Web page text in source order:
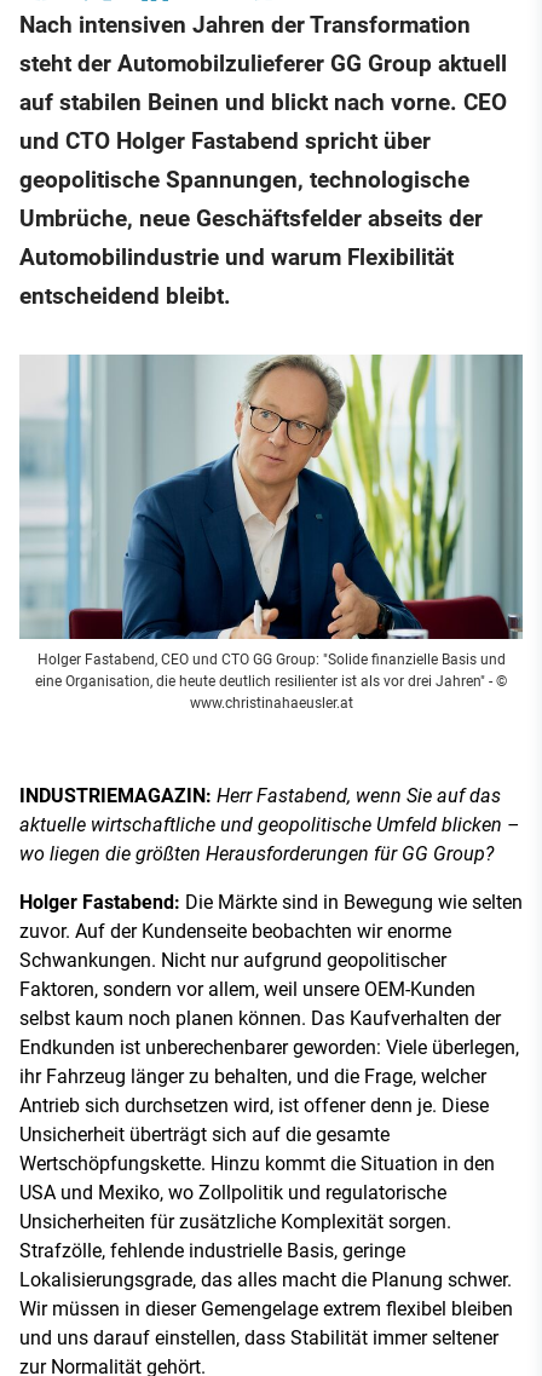
Nach intensiven Jahren der Transformation
steht der Automobilzulieferer GG Group aktuell
auf stabilen Beinen und blickt nach vorne. CEO
und CTO Holger Fastabend spricht über
geopolitische Spannungen, technologische
Umbrüche, neue Geschäftsfelder abseits der
Automobilindustrie und warum Flexibilität
entscheidend bleibt.
Holger Fastabend, CEO und CTO GG Group: "Solide finanzielle Basis und
eine Organisation, die heute deutlich resilienter ist als vor drei Jahren" - ©
www.christinahaeusler.at
INDUSTRIEMAGAZIN: Herr Fastabend, wenn Sie auf das
aktuelle wirtschaftliche und geopolitische Umfeld blicken –
wo liegen die größten Herausforderungen für GG Group?
Holger Fastabend: Die Märkte sind in Bewegung wie selten
zuvor. Auf der Kundenseite beobachten wir enorme
Schwankungen. Nicht nur aufgrund geopolitischer
Faktoren, sondern vor allem, weil unsere OEM-Kunden
selbst kaum noch planen können. Das Kaufverhalten der
Endkunden ist unberechenbarer geworden: Viele überlegen,
ihr Fahrzeug länger zu behalten, und die Frage, welcher
Antrieb sich durchsetzen wird, ist offener denn je. Diese
Unsicherheit überträgt sich auf die gesamte
Wertschöpfungskette. Hinzu kommt die Situation in den
USA und Mexiko, wo Zollpolitik und regulatorische
Unsicherheiten für zusätzliche Komplexität sorgen.
Strafzölle, fehlende industrielle Basis, geringe
Lokalisierungsgrade, das alles macht die Planung schwer.
Wir müssen in dieser Gemengelage extrem flexibel bleiben
und uns darauf einstellen, dass Stabilität immer seltener
zur Normalität gehört.